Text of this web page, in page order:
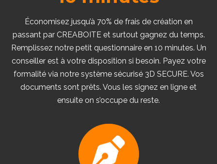
Économisez jusqu’à 70% de frais de création en
passant par CREABOITE et surtout gagnez du temps.
Remplissez notre petit questionnaire en 10 minutes. Un
conseiller est à votre disposition si besoin. Payez votre
formalité via notre système sécurisé 3D SECURE. Vos
documents sont prêts. Vous les signez en ligne et
ensuite on s’occupe du reste.